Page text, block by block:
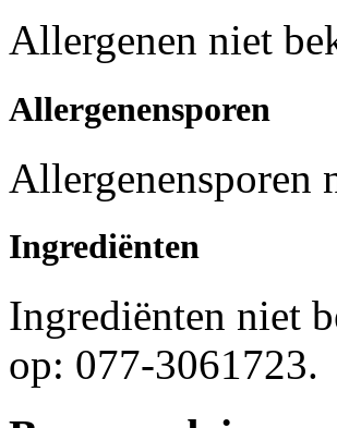
Allergenen niet
Allergenensporen
Allergenensporen
Ingrediënten
Ingrediënten niet
op: 077-3061723.